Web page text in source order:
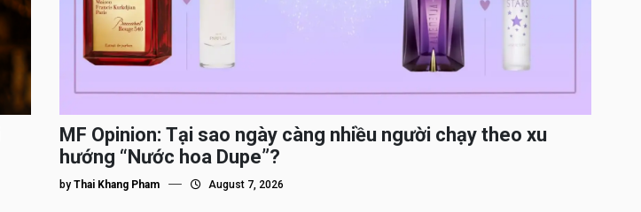
MF Opinion: Tại sao ngày càng nhiều người chạy theo xu
hướng “Nước hoa Dupe”?
by Thai Khang Pham August 7, 2026